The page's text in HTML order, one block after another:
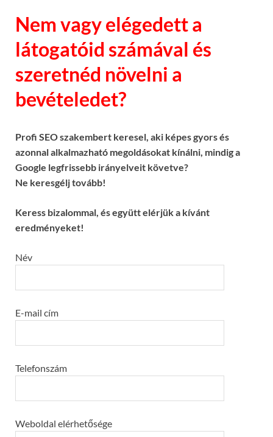
Nem vagy elégedett a
látogatóid számával és
szeretnéd növelni a
bevételedet?
Profi SEO szakembert keresel, aki képes gyors és
azonnal alkalmazható megoldásokat kínálni, mindig a
Google legfrissebb irányelveit követve?
Ne keresgélj tovább!
Keress bizalommal, és együtt elérjük a kívánt
eredményeket!
Név
E-mail cím
Telefonszám
Weboldal elérhetősége